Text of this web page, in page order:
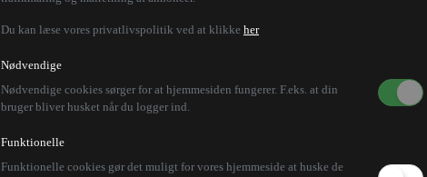
Du kan læse vores privatlivspolitik ved at klikke her
Nødvendige
Nødvendige cookies sørger for at hjemmesiden fungerer. F.eks. at din
bruger bliver husket når du logger ind.
Funktionelle
Funktionelle cookies gør det muligt for vores hjemmeside at huske de